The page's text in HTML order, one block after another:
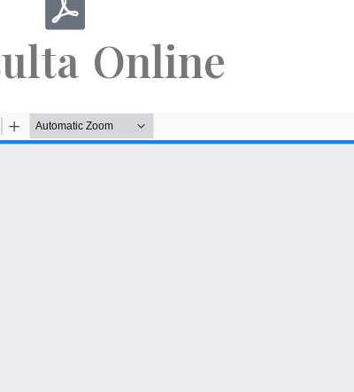
Online